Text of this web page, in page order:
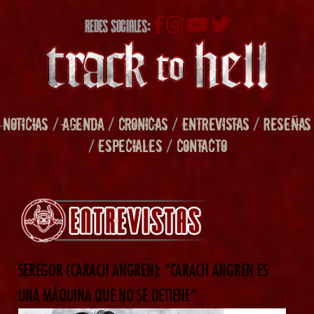
REDES SOCIALES:
NOTICIAS /AGENDA/ CRONICAS/ENTREVISTAS/RESEÑAS
/ESPECIALES/ CONTACTO
SEREGOR (CARACH ANGREN): ”CARACH ANGREN ES
UNA MÁQUINA QUE NO SE DETIENE”